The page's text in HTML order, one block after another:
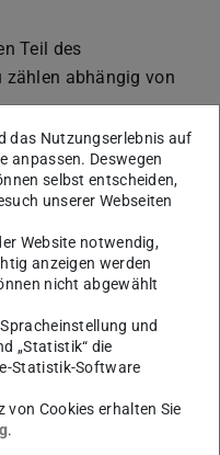
Teil des
zählen abhängig von
, Ein- und
Güter und
Einnahmen der
Planung und
Führung des Bundes
das Nutzungserlebnis auf
anpassen. Deswegen
selbst entscheiden,
unserer Webseiten
Website notwendig,
anzeigen werden
nicht abgewählt
und
„Statistik“ die
Statistik-Software
Cookies erhalten Sie
.